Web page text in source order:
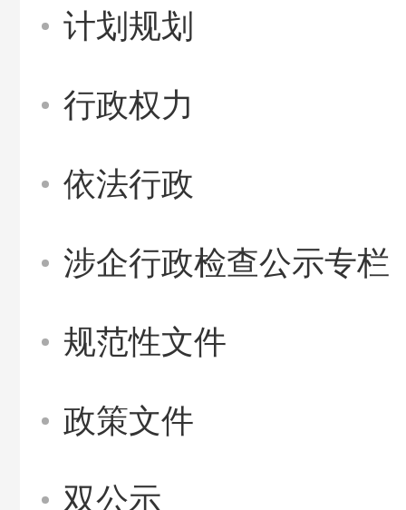
计划规划
行政权力
依法行政
涉企行政检查公示专栏
规范性文件
政策文件
双公示